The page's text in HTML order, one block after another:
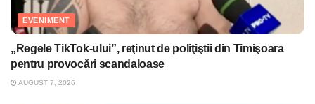
EVENIMENT
„Regele TikTok-ului”, reţinut de poliţiştii din Timişoara
pentru provocări scandaloase
AUGUST 7, 2026